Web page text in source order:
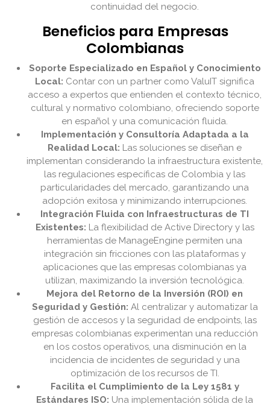
continuidad del negocio.
Beneficios para Empresas
Colombianas
Soporte Especializado en Español y Conocimiento
Local: Contar con un partner como ValuIT significa
acceso a expertos que entienden el contexto técnico,
cultural y normativo colombiano, ofreciendo soporte
en español y una comunicación fluida.
Implementación y Consultoría Adaptada a la
Realidad Local: Las soluciones se diseñan e
implementan considerando la infraestructura existente,
las regulaciones específicas de Colombia y las
particularidades del mercado, garantizando una
adopción exitosa y minimizando interrupciones.
Integración Fluida con Infraestructuras de TI
Existentes: La flexibilidad de Active Directory y las
herramientas de ManageEngine permiten una
integración sin fricciones con las plataformas y
aplicaciones que las empresas colombianas ya
utilizan, maximizando la inversión tecnológica.
Mejora del Retorno de la Inversión (ROI) en
Seguridad y Gestión: Al centralizar y automatizar la
gestión de accesos y la seguridad de endpoints, las
empresas colombianas experimentan una reducción
en los costos operativos, una disminución en la
incidencia de incidentes de seguridad y una
optimización de los recursos de TI.
Facilita el Cumplimiento de la Ley 1581 y
Estándares ISO: Una implementación sólida de la